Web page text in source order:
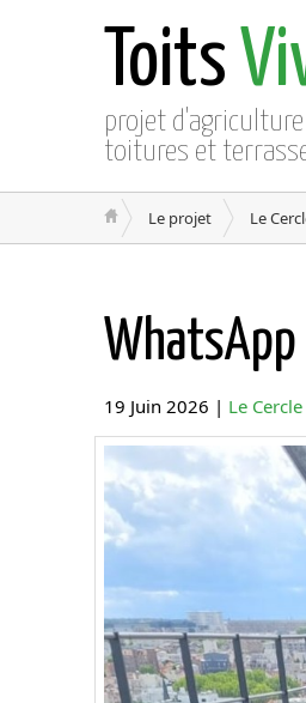
Toits
projet
toitures et
Le projet Le
19 Juin 2026 | Le